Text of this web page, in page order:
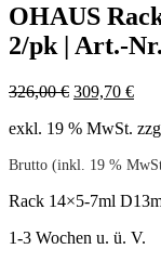
OHAUS
2/pk | Art.-
326,00€
war:
309,70 €
ist:
exkl. 19 % MwSt.
Brutto (inkl. 19 %
Rack 14×5-7ml
1-3 Wochen u. ü. V.